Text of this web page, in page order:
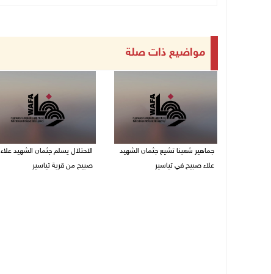
مواضيع ذات صلة
جماهير شعبنا تشيع جثمان الشهيد
علاء صبيح في تياسير
الاحتلال يسلم جثمان الشهيد علاء
صبيح من قرية تياسير